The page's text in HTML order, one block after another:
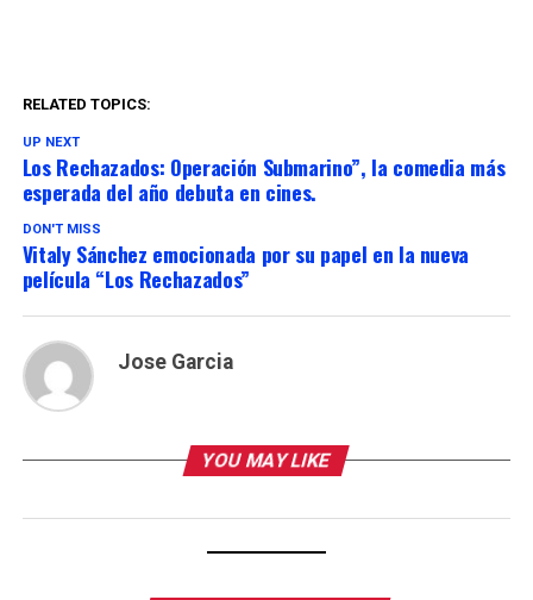
RELATED TOPICS:
UP NEXT
Los Rechazados: Operación Submarino”, la comedia más
esperada del año debuta en cines.
DON'T MISS
Vitaly Sánchez emocionada por su papel en la nueva
película “Los Rechazados”
Jose Garcia
YOU MAY LIKE